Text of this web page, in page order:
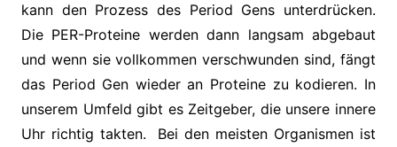
kann den Prozess des Period Gens unterdrücken.
Die PER-Proteine werden dann langsam abgebaut
und wenn sie vollkommen verschwunden sind, fängt
das Period Gen wieder an Proteine zu kodieren. In
unserem Umfeld gibt es Zeitgeber, die unsere innere
Uhr richtig takten. Bei den meisten Organismen ist